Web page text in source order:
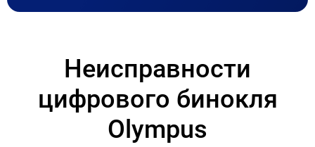
Неисправности
цифрового бинокля
Olympus